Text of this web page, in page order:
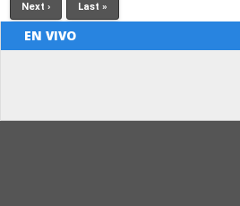
Next › Last »
EN VIVO